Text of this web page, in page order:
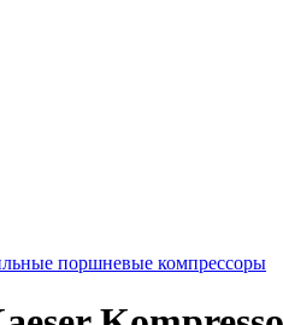
поршневые компрессоры